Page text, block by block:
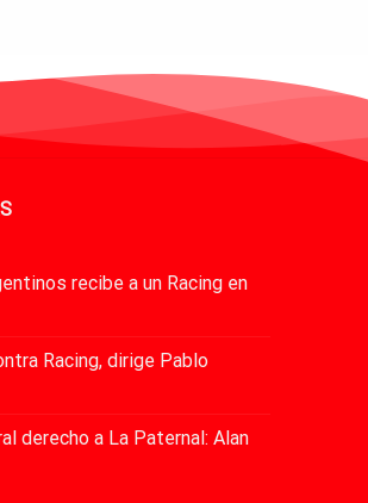
recibe a un Racing en
Racing, dirige Pablo
derecho a La Paternal: Alan